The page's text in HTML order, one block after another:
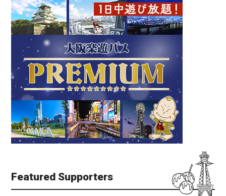
Featured Supporters